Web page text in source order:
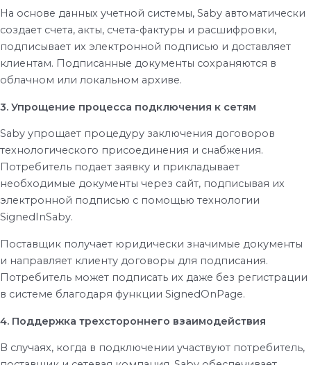
На основе данных учетной системы, Saby автоматически
создает счета, акты, счета-фактуры и расшифровки,
подписывает их электронной подписью и доставляет
клиентам. Подписанные документы сохраняются в
облачном или локальном архиве.
3. Упрощение процесса подключения к сетям
Saby упрощает процедуру заключения договоров
технологического присоединения и снабжения.
Потребитель подает заявку и прикладывает
необходимые документы через сайт, подписывая их
электронной подписью с помощью технологии
SignedInSaby.
Поставщик получает юридически значимые документы
и направляет клиенту договоры для подписания.
Потребитель может подписать их даже без регистрации
в системе благодаря функции SignedOnPage.
4. Поддержка трехстороннего взаимодействия
В случаях, когда в подключении участвуют потребитель,